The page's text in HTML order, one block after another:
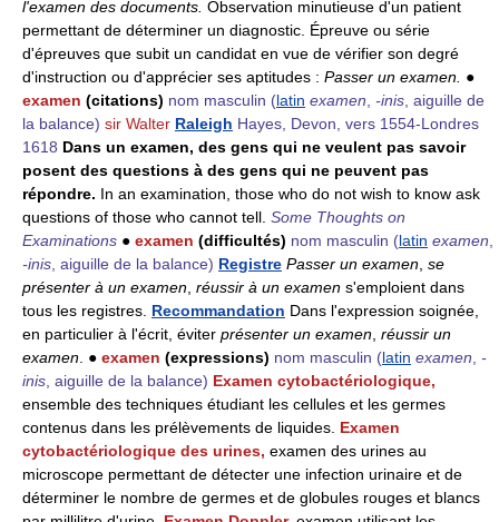
l'examen des documents. Observation minutieuse d'un patient
permettant de déterminer un diagnostic. Épreuve ou série
d'épreuves que subit un candidat en vue de vérifier son degré
d'instruction ou d'apprécier ses aptitudes : Passer un examen. ●
examen (citations) nom masculin (latin examen -inis , aiguille de
la balance) sir Walter Raleigh Hayes, Devon, vers 1554-Londres
1618 Dans un examen, des gens qui ne veulent pas savoir
posent des questions à des gens qui ne peuvent pas
répondre. In an examination, those who do not wish to know ask
questions of those who cannot tell. Some Thoughts on
Examinations ● examen (difficultés) nom masculin (latin examen
-inis , aiguille de la balance) Registre Passer un examen se
présenter à un examen réussir à un examen s'emploient dans
tous les registres. Recommandation Dans l'expression soignée,
en particulier à l'écrit, éviter présenter un examen réussir un
examen . ● examen (expressions) nom masculin (latin examen -
inis , aiguille de la balance) Examen cytobactériologique,
ensemble des techniques étudiant les cellules et les germes
contenus dans les prélèvements de liquides. Examen
cytobactériologique des urines, examen des urines au
microscope permettant de détecter une infection urinaire et de
déterminer le nombre de germes et de globules rouges et blancs